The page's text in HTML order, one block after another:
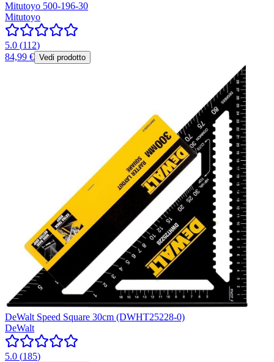
Mitutoyo 500-196-30
Mitutoyo
5.0 (112)
84,99 € Vedi prodotto
DeWalt Speed Square 30cm (DWHT25228-0)
DeWalt
5.0 (185)